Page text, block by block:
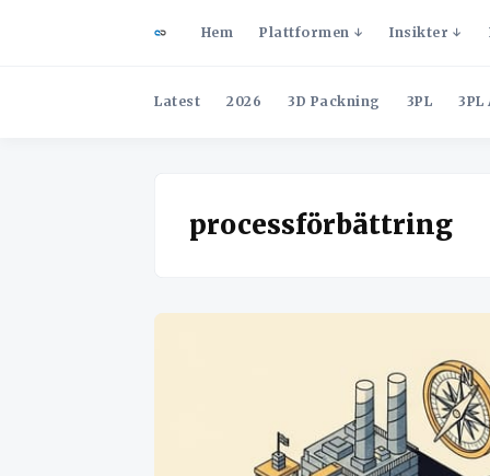
Hem Plattformen Insikter
Latest 2026 3D Packning 3PL
processförbättring